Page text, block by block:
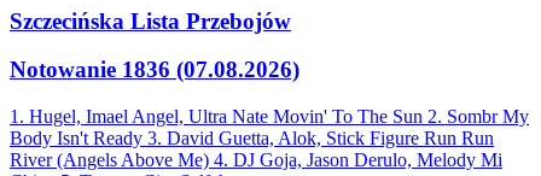
Szczecińska Lista Przebojów
Notowanie 1836 (07.08.2026)
1. Hugel, Imael Angel, Ultra Nate Movin' To The Sun 2. Sombr My
Body Isn't Ready 3. David Guetta, Alok, Stick Figure Run Run
River (Angels Above Me) 4. DJ Goja, Jason Derulo, Melody Mi